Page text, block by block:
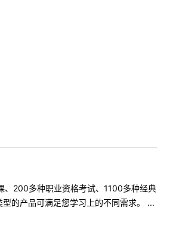
、200多种职业资格考试、1100多种经典
的产品可满足您学习上的不同需求。 ...